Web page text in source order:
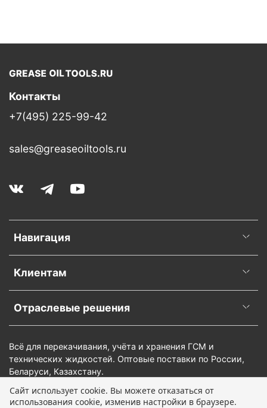
Навигация
Клиентам
Отраслевые решения
Контакты
+7(495) 225-99-42
sales@greaseoiltools.ru
Всё для перекачивания, учёта и хранения ГСМ и
технических жидкостей. Оптовые поставки по России,
Беларуси, Казахстану.
Сайт использует cookie. Вы можете отказаться от
использования cookie, изменив настройки в браузере.